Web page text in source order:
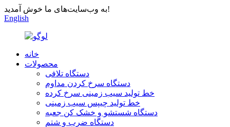
به وب‌سایت‌های ما خوش آمدید!
English
خانه
محصولات
دستگاه تلافی
دستگاه سرخ کردن مداوم
خط تولید سیب زمینی سرخ کرده
خط تولید چیپس سیب زمینی
دستگاه شستشو و خشک کن جعبه
دستگاه ضرب و شتم